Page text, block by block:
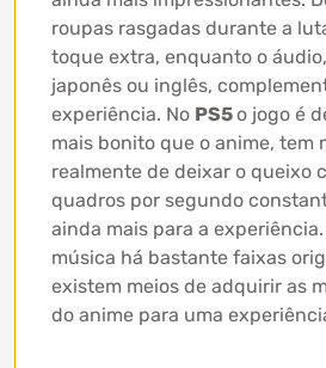
roupas rasgadas durante a
toque extra, enquanto o
japonês ou inglês,
experiência. No PS5o jogo é
mais bonito que o anime, tem
realmente de deixar o queixo
quadros por segundo
ainda mais para a
música há bastante faixas
existem meios de adquirir as
do anime para uma